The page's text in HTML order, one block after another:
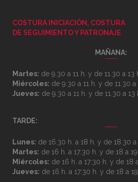
COSTURA INICIACIÓN, COSTURA
DE SEGUIMIENTO Y PATRONAJE
MAÑANA:
Martes: de 9.30 a 11 h. y de 11.30 a 13
Miércoles: de 9.30 a 11 h. y de 11.30 a
Jueves: de 9.30 a 11 h. y de 11.30 a 13
TARDE:
Lunes: de 16.30 h. a 18 h. y de 18.30 a
Martes: de 16 h. a 17:30 h. y de 18 a
Miércoles: de 16 h. a 17:30 h. y de 18
Jueves: de 16 h. a 17:30 h. y de 18 a